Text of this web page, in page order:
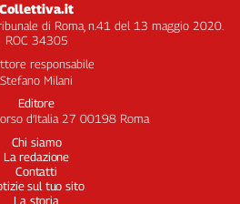
Collettiva.it
di Roma, n.41 del 13 maggio 2020.
ROC 34305
responsabile
Stefano Milani
Editore
d’Italia 27 00198 Roma
Chi siamo
La redazione
Contatti
sul tuo sito
La storia